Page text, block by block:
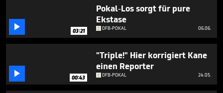
 03:21
Pokal-Los sorgt für pure
Ekstase
DFB-POKAL 06.06.
 00:43
"Triple!" Hier korrigiert Kane
einen Reporter
DFB-POKAL 24.05.